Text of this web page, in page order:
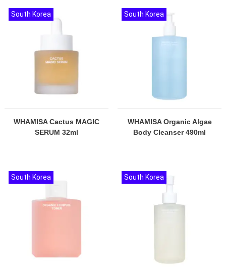
WHAMISA Cactus MAGIC
SERUM 32ml
South Korea
WHAMISA Organic Algae
Body Cleanser 490ml
South Korea
South Korea South Korea